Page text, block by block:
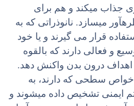
جذاب میکند و هم برای
میسازد. نانوذراتی که به
قرار می گیرند و یا خود
و فعالی دارند که بالقوه
اهداف درون بدن واکنش دهد.
و خواص سطحی که دارند، به
تشخیص داده میشوند و